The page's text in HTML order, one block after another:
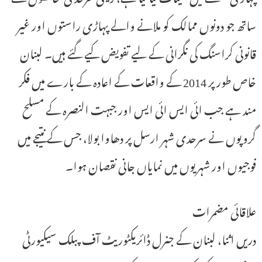
ساتھ جو دونوں ممالک کو ملانے والے پہاڑی راستوں اور غیر
قانونی کراسنگ کی نگرانی کے لیے تفویض کیے گئے ہیں۔ لبنان
خاص طور پر 2014 کے واقعات کے اعادہ کے بارے میں فکر
مند ہے جب ائی ایس ائی ایس اور جبہت النصرہ کے مسلح
گروپوں نے سرحدی شہر ارسل پر دھاوا بولا، جس کے نتیجے میں
فوجیوں اور شہریوں میں نمایاں جانی نقصان ہوا۔
علاقائی مضمرات
دریں اثنا، لبنان کے جنرل ڈائریکٹوریٹ آف پبلک سیکیورٹی